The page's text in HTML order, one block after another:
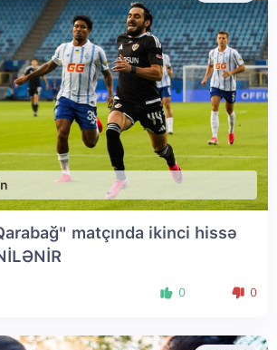
matçında ikinci hissə
0 0